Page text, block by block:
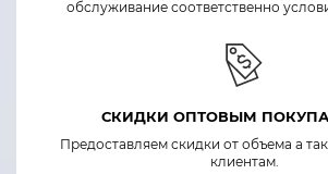
обслуживание соответственно
СКИДКИ ОПТОВЫМ
Предоставляем скидки от объема а
клиентам.